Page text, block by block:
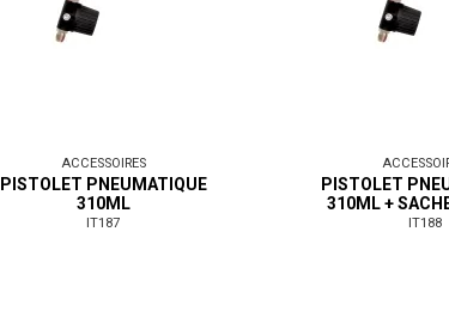
ACCESSOIRES
PISTOLET PNEUMATIQUE
310ML
IT187
PISTOLET
310ML +
IT188